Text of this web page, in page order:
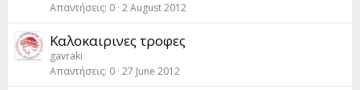
Απαντήσεις 0 2 August 2012
Καλοκαιρινες τροφες
gavraki
Απαντήσεις 0 27 June 2012